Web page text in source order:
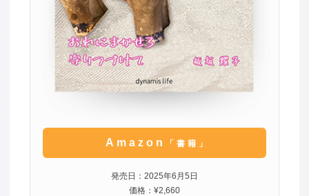
Amazon 「書籍」
発売日：2025年6月5日
価格：¥2,660